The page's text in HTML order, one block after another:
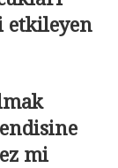
etkileyen
mi